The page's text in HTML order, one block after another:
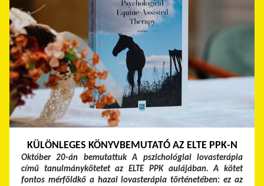
KÜLÖNLEGES KÖNYVBEMUTATÓ AZ ELTE PPK-N
Október 20-án bemutattuk A pszichológiai lovasterápia
című tanulmánykötetet az ELTE PPK aulájában. A kötet
fontos mérföldkő a hazai lovasterápia történetében: ez az